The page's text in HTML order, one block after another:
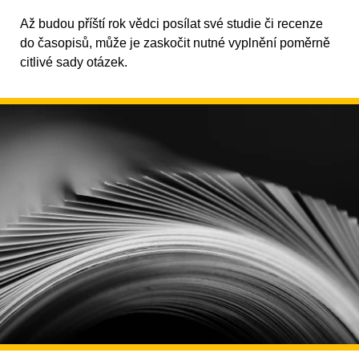
Až budou příští rok vědci posílat své studie či recenze
do časopisů, může je zaskočit nutné vyplnění poměrně
citlivé sady otázek.